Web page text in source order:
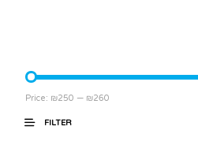
Price: ₪250 — ₪260
FILTER